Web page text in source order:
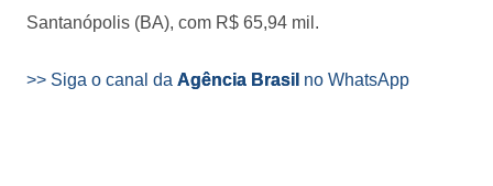
Santanópolis (BA), com R$ 65,94 mil.
>> Siga o canal da Agência Brasil no WhatsApp